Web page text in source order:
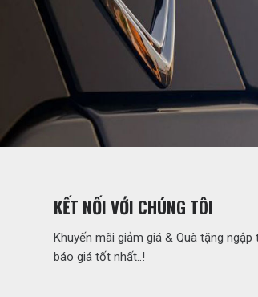
KẾT NỐI VỚI CHÚNG TÔI
Khuyến mãi giảm giá & Quà tặng
báo giá tốt nhất..!